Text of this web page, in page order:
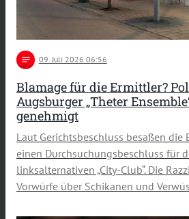
notes 09. Juli 2026 06:56
Blamage für die Ermittler?
Augsburger „Theter
genehmigt
Laut Gerichtsbeschluss besaßen
einen Durchsuchungsbeschluss für
linksalternativen „City-Club“. Die
Vorwürfe über Schikanen und